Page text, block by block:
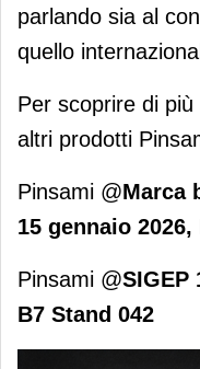
parlando sia al
quello
Per scoprire di
altri prodotti
Pinsami @Marca
15 gennaio
Pinsami @SIGEP
B7 Stand 042